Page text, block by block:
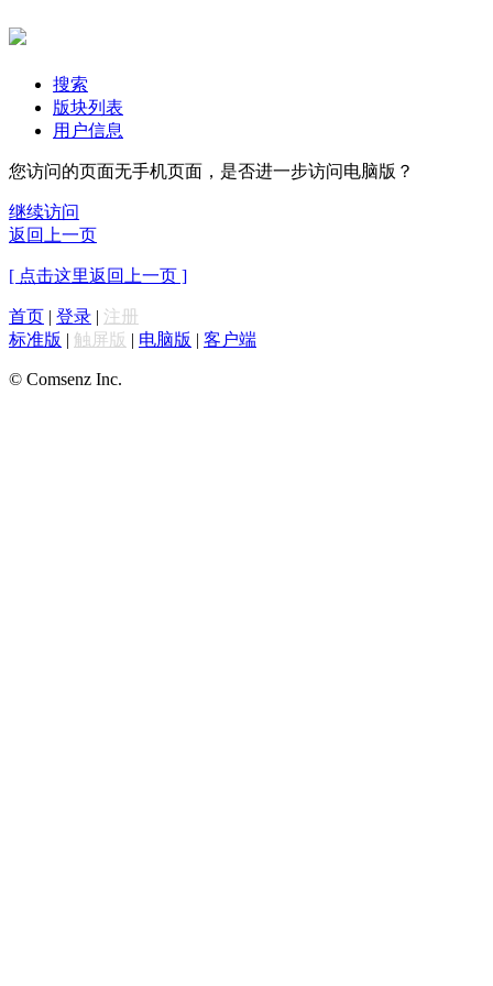
搜索
版块列表
用户信息
您访问的页面无手机页面，是否进一步访问电脑版？
继续访问
返回上一页
[ 点击这里返回上一页 ]
首页 | 登录 | 注册
标准版 | 触屏版 | 电脑版 | 客户端
© Comsenz Inc.